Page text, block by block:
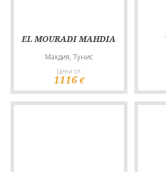
EL MOURADI MAHDIA
Махдия, Тунис
Цени от
1116 €